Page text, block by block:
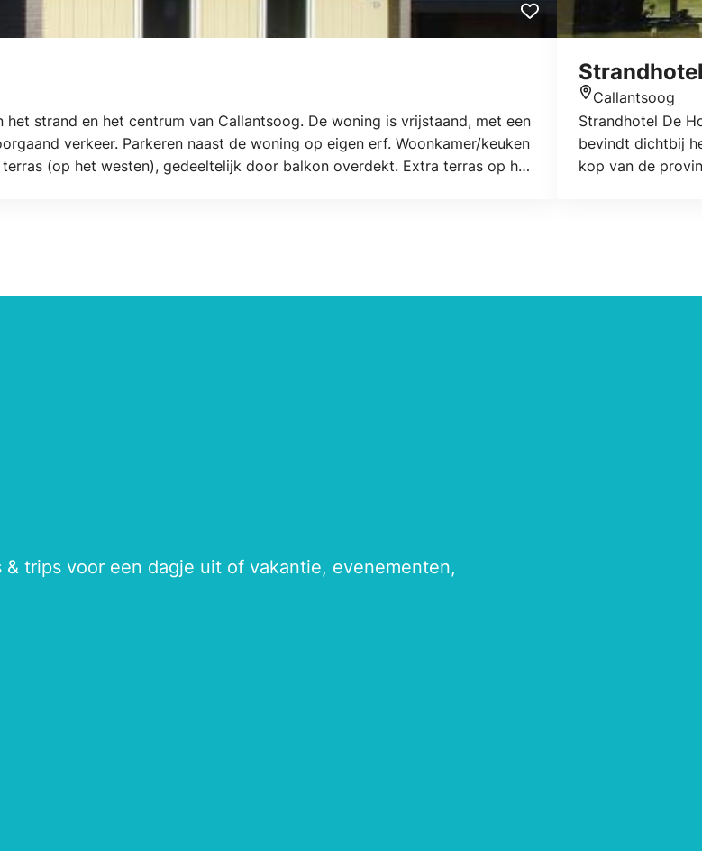
strand en het centrum van Callantsoog. De woning is vrijstaand, met een
verkeer. Parkeren naast de woning op eigen erf. Woonkamer/keuken
(op het westen), gedeeltelijk door balkon overdekt. Extra terras op het
Callantsoog
Strandhotel De
bevindt dichtbij
kop van de
& trips voor een dagje uit of vakantie, evenementen,